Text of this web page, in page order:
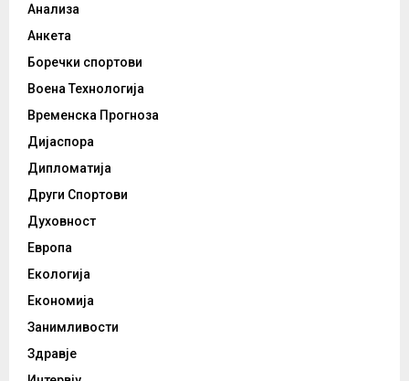
Анализа
Анкета
Боречки спортови
Воена Технологија
Временска Прогноза
Дијаспора
Дипломатија
Други Спортови
Духовност
Европа
Екологија
Економија
Занимливости
Здравје